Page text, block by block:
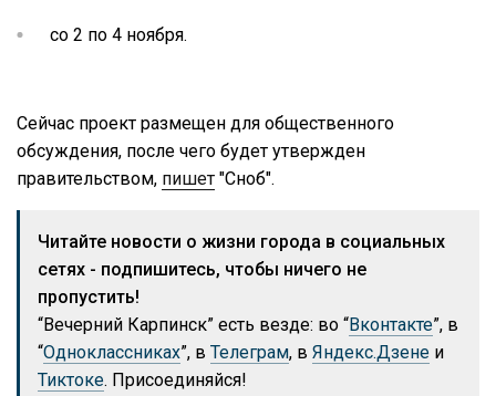
со 2 по 4 ноября.
Сейчас проект размещен для общественного
обсуждения, после чего будет утвержден
правительством, пишет "Сноб".
Читайте новости о жизни города в социальных
сетях - подпишитесь, чтобы ничего не
пропустить!
“Вечерний Карпинск” есть везде: во “Вконтакте”, в
“Одноклассниках”, в Телеграм, в Яндекс.Дзене и
Тиктоке. Присоединяйся!